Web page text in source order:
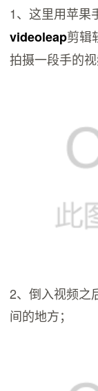
1、这里用苹果
videoleap剪辑
拍摄一段手的
2、倒入视频之
间的地方；